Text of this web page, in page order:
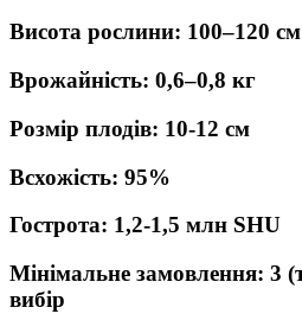
Висота рослини: 100–120 см
Врожайність: 0,6–0,8 кг
Розмір плодів: 10-12 см
Всхожість: 95%
Гострота: 1,2-1,5 млн SHU
Мінімальне замовлення: 3
вибір